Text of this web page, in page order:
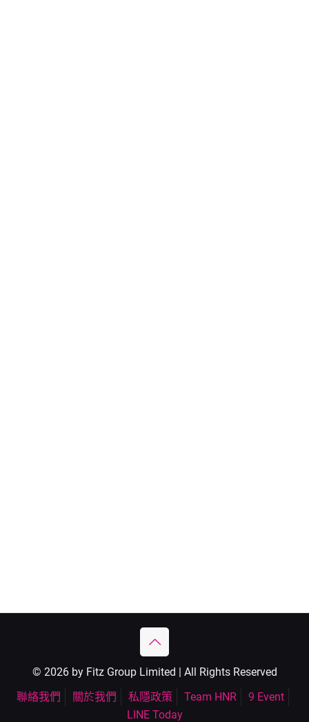
© 2026 by Fitz Group Limited | All Rights Reserved
聯絡我們
關於我們 私隱政策 Team HNR
9 Event
LINE Today